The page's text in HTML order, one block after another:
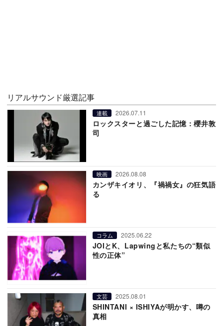
リアルサウンド厳選記事
連載 2026.07.11
ロックスターと過ごした記憶：櫻井敦
司
映画 2026.08.08
カンザキイオリ、『禍禍女』の狂気語
る
コラム 2025.06.22
JOIとK、Lapwingと私たちの“類似
性の正体”
文芸 2025.08.01
SHINTANI × ISHIYAが明かす、噂の
真相